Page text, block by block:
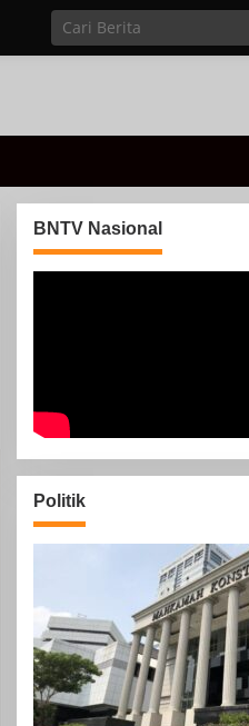
BNTV Nasional
Politik